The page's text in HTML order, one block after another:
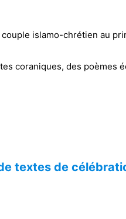
islamo-chrétien au
coraniques, des poèmes
textes de